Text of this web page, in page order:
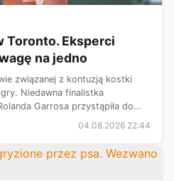
Toronto. Eksperci
na jedno
związanej z kontuzją kostki
Niedawna finalistka
Garrosa przystąpiła do
Toronto. "Na dzień dobry" w 2.
04.08.2026 22:44